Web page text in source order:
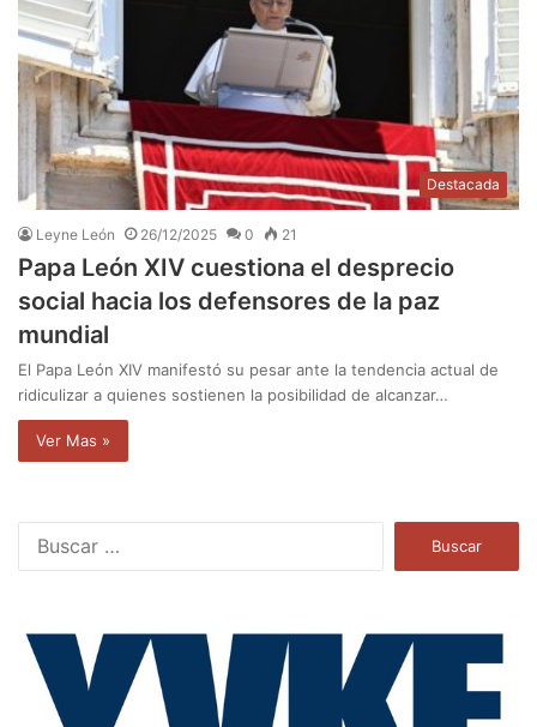
Destacada
Leyne León 26/12/2025 0 21
Papa León XIV cuestiona el desprecio
social hacia los defensores de la paz
mundial
El Papa León XIV manifestó su pesar ante la tendencia actual de
ridiculizar a quienes sostienen la posibilidad de alcanzar…
Ver Mas »
a